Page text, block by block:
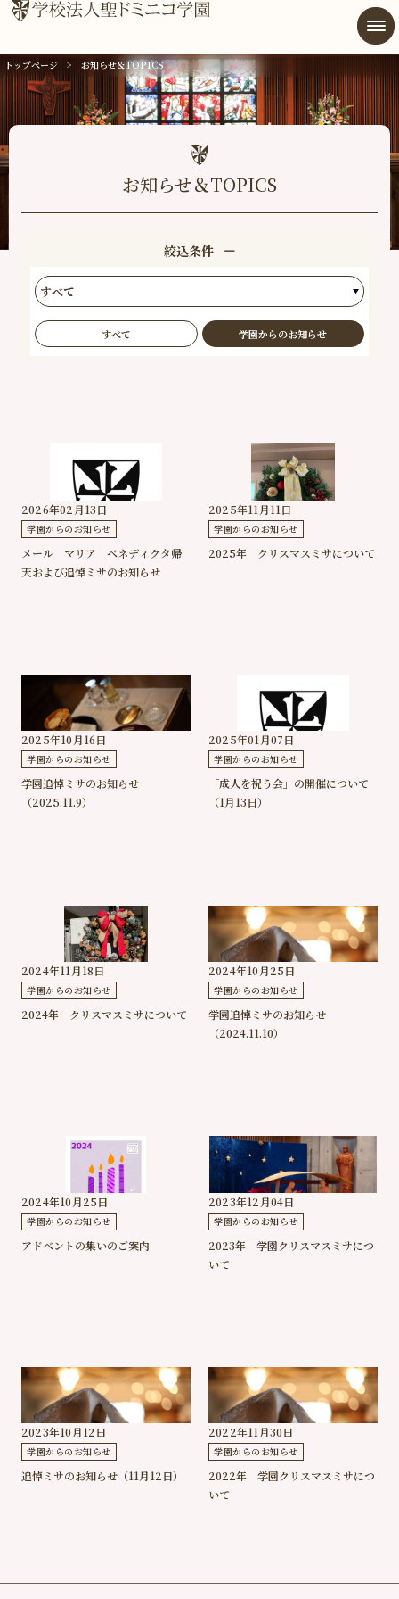
総合案内
幼稚園
中学高等学校
同窓会
トップページ お知らせ＆TOPICS
お知らせ＆TOPICS
絞込条件
すべて 学園からのお知らせ
2026年02月13日
学園からのお知らせ
メール マリア ベネディクタ帰
天および追悼ミサのお知らせ
2025年11月11日
学園からのお知らせ
2025年 クリスマスミサについて
2025年10月16日
学園からのお知らせ
学園追悼ミサのお知らせ
（2025.11.9）
2025年01月07日
学園からのお知らせ
「成人を祝う会」の開催について
（1月13日）
2024年11月18日
学園からのお知らせ
2024年 クリスマスミサについて
2024年10月25日
学園からのお知らせ
学園追悼ミサのお知らせ
（2024.11.10）
2024年10月25日
学園からのお知らせ
アドベントの集いのご案内
2023年12月04日
学園からのお知らせ
2023年 学園クリスマスミサにつ
いて
2023年10月12日
学園からのお知らせ
追悼ミサのお知らせ（11月12日）
2022年11月30日
学園からのお知らせ
2022年 学園クリスマスミサにつ
いて